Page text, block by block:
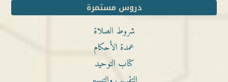
دروس مستمرة
شروط الصلاة
عمدة الأحكام
كتاب التوحيد